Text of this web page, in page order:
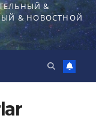
&
& НОВОСТНОЙ